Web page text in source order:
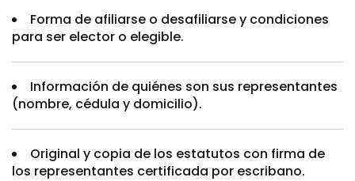
Forma de afiliarse o desafiliarse y condiciones
para ser elector o elegible.
Información de quiénes son sus representantes
(nombre, cédula y domicilio).
Original y copia de los estatutos con firma de
los representantes certificada por escribano.